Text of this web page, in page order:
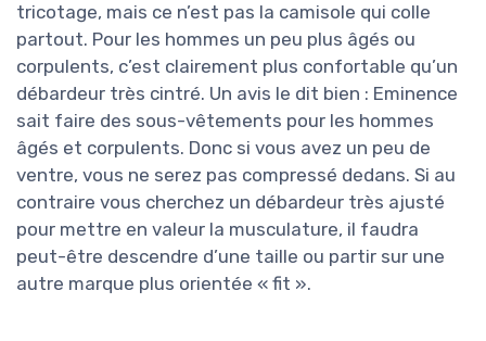
tricotage, mais ce n’est pas la camisole qui colle
partout. Pour les hommes un peu plus âgés ou
corpulents, c’est clairement plus confortable qu’un
débardeur très cintré. Un avis le dit bien : Eminence
sait faire des sous-vêtements pour les hommes
âgés et corpulents. Donc si vous avez un peu de
ventre, vous ne serez pas compressé dedans. Si au
contraire vous cherchez un débardeur très ajusté
pour mettre en valeur la musculature, il faudra
peut-être descendre d’une taille ou partir sur une
autre marque plus orientée « fit ».